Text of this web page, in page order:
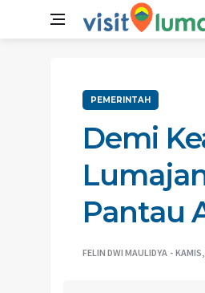
PEMERINTAH
Demi
Pantau
FELIN DWI MAULIDYA